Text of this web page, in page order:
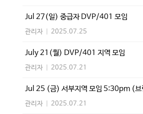
Jul 27(일) 중급자 DVP/401 모임
관리자 2025.07.25
July 21(월) DVP/401 지역 모임
관리자 2025.07.21
Jul 25 (금) 서부지역 모임 5:30pm (브
관리자 2025.07.21